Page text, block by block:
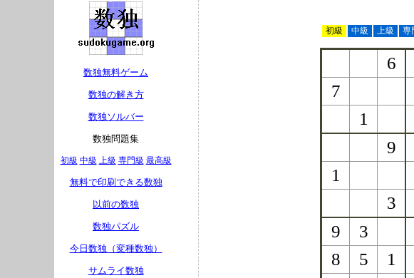
数独無料ゲーム
数独の解き方
数独ソルバー
数独問題集
初級 中級 上級 専門級 最高級
無料で印刷できる数独
以前の数独
数独パズル
今日数独（変種数独）
サムライ数独